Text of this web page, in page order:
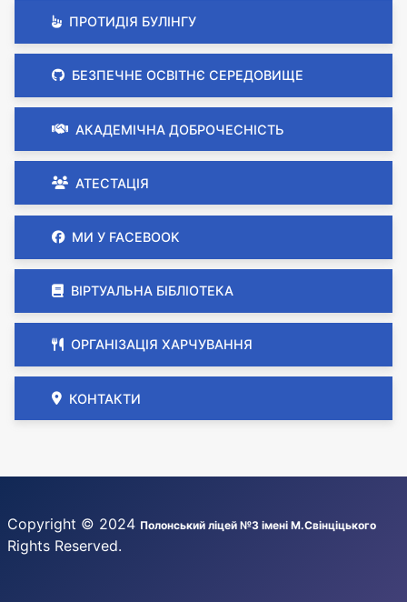
ПРОТИДІЯ БУЛІНГУ
БЕЗПЕЧНЕ ОСВІТНЄ СЕРЕДОВИЩЕ
АКАДЕМІЧНА ДОБРОЧЕСНІСТЬ
АТЕСТАЦІЯ
МИ У FACEBOOK
ВІРТУАЛЬНА БІБЛІОТЕКА
ОРГАНІЗАЦІЯ ХАРЧУВАННЯ
КОНТАКТИ
Copyright © 2024 Полонський ліцей №3 імені М.Свінціцького
Rights Reserved.